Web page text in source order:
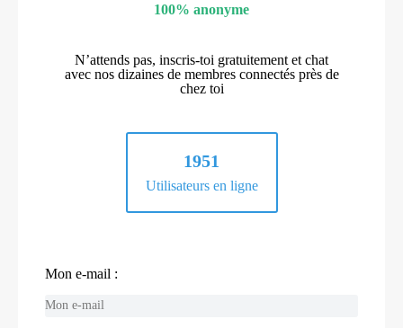
100% anonyme
N’attends pas, inscris-toi gratuitement et chat
avec nos dizaines de membres connectés près de
chez toi
1951
Utilisateurs en ligne
Mon e-mail :